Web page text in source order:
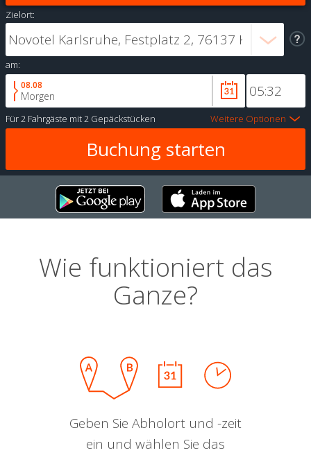
Zielort:
am:
08.08
Morgen
Für2 Fahrgäste mit2 Gepäckstücken Weitere Optionen
Wie funktioniert das
Ganze?
Geben Sie Abholort und -zeit
ein und wählen Sie das